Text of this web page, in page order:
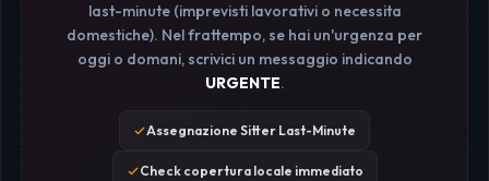
last-minute (imprevisti lavorativi o necessita
domestiche). Nel frattempo, se hai un'urgenza per
oggi o domani, scrivici un messaggio indicando
URGENTE.
Assegnazione Sitter Last-Minute
Check copertura locale immediato